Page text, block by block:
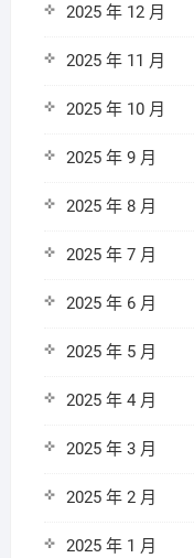
2025 年 12 月
2025 年 11 月
2025 年 10 月
2025 年 9 月
2025 年 8 月
2025 年 7 月
2025 年 6 月
2025 年 5 月
2025 年 4 月
2025 年 3 月
2025 年 2 月
2025 年 1 月